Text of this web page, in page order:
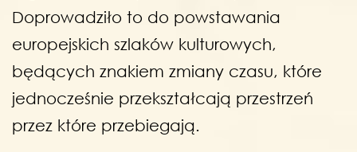
Doprowadziło to do powstawania
europejskich szlaków kulturowych,
będących znakiem zmiany czasu, które
jednocześnie przekształcają przestrzeń
przez które przebiegają.